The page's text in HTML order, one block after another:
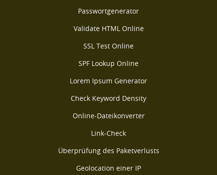
Passwortgenerator
Validate HTML Online
SSL Test Online
SPF Lookup Online
Lorem Ipsum Generator
Check Keyword Density
Online-Dateikonverter
Link-Check
Überprüfung des Paketverlusts
Geolocation einer IP